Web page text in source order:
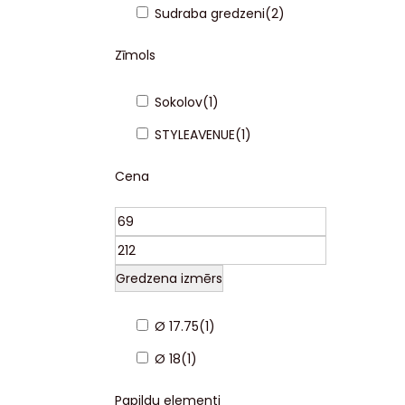
Sudraba gredzeni(2)
Zīmols
Sokolov(1)
STYLEAVENUE(1)
Cena
Gredzena izmērs
Ø 17.75(1)
Ø 18(1)
Papildu elementi